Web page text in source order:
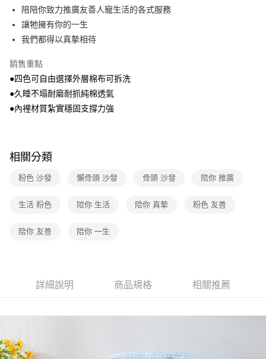
免運費
離島宅配-常溫商品
免運費
陪陪你致力推廣友善人寵生活的各式服務
讓牠擁有你的一生
我們都得以真摯相待
銷售重點
●四色可自由選擇外層棉布可拆洗
●久睡不塌耐磨耐抓純棉透氣
●內裡材質紮實穩固支撐力強
相關分類
粉色 沙發 懶骨頭 沙發 骨頭 沙發 陪你 推廣
生活 粉色 陪你 生活 陪你 真摯 粉色 友善
陪你 友善 陪你 一生
詳細說明 商品規格 相關推薦